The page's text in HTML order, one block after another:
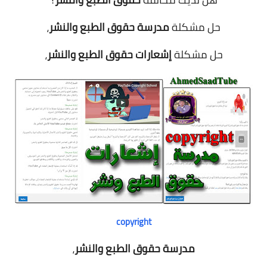
حل مشكلةمدرسة حقوق الطبع والنشر،
حل مشكلةإشعارات حقوق الطبع والنشر،
copyright
مدرسة حقوق الطبع والنشر،